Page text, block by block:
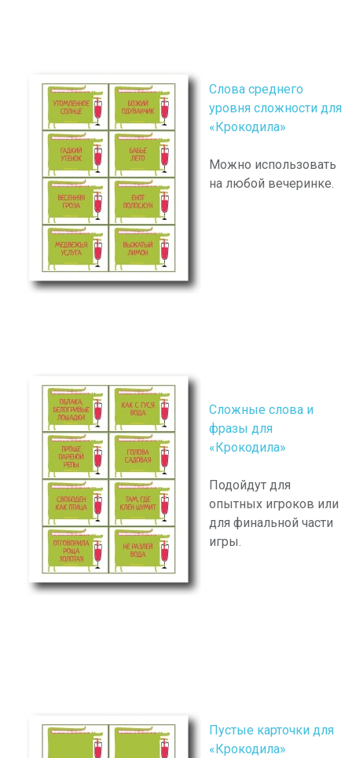
Слова среднего
уровня сложности для
«Крокодила»
Можно использовать
на любой вечеринке.
Сложные слова и
фразы для
«Крокодила»
Подойдут для
опытных игроков или
для финальной части
игры.
Пустые карточки для
«Крокодила»